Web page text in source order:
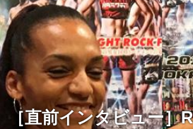
［直前インタビュー］